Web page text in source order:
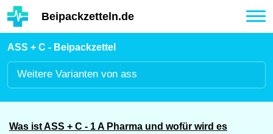
Hauptinhalt
Beipackzetteln.de
ASS + C - Beipackzettel
Weitere Varianten von ass
Was ist ASS + C - 1 A Pharma und wofür wird es